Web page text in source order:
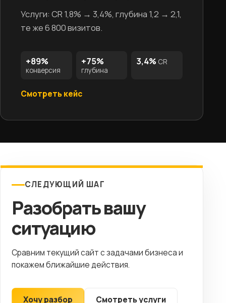
Услуги: CR 1,8% → 3,4%, глубина 1,2 → 2,1,
те же 6 800 визитов.
+89%
конверсия
+75%
глубина
3,4% CR
Смотреть кейс
СЛЕДУЮЩИЙ ШАГ
Разобрать вашу
ситуацию
Сравним текущий сайт с задачами бизнеса и
покажем ближайшие действия.
Хочу разбор Смотреть услуги